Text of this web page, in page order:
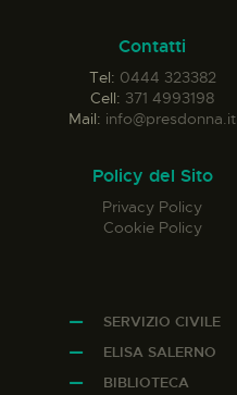
Contatti
Tel: 0444 323382
Cell: 371 4993198
Mail: info@presdonna.it
Policy del Sito
Privacy Policy
Cookie Policy
SERVIZIO CIVILE
ELISA SALERNO
BIBLIOTECA